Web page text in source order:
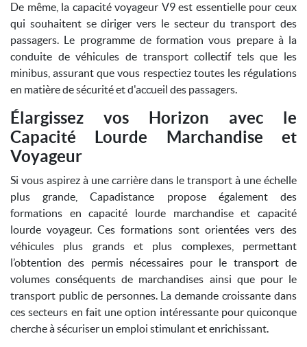
De même, la capacité voyageur V9 est essentielle pour ceux
qui souhaitent se diriger vers le secteur du transport des
passagers. Le programme de formation vous prepare à la
conduite de véhicules de transport collectif tels que les
minibus, assurant que vous respectiez toutes les régulations
en matière de sécurité et d'accueil des passagers.
Élargissez vos Horizon avec le
Capacité Lourde Marchandise et
Voyageur
Si vous aspirez à une carrière dans le transport à une échelle
plus grande, Capadistance propose également des
formations en capacité lourde marchandise et capacité
lourde voyageur. Ces formations sont orientées vers des
véhicules plus grands et plus complexes, permettant
l’obtention des permis nécessaires pour le transport de
volumes conséquents de marchandises ainsi que pour le
transport public de personnes. La demande croissante dans
ces secteurs en fait une option intéressante pour quiconque
cherche à sécuriser un emploi stimulant et enrichissant.